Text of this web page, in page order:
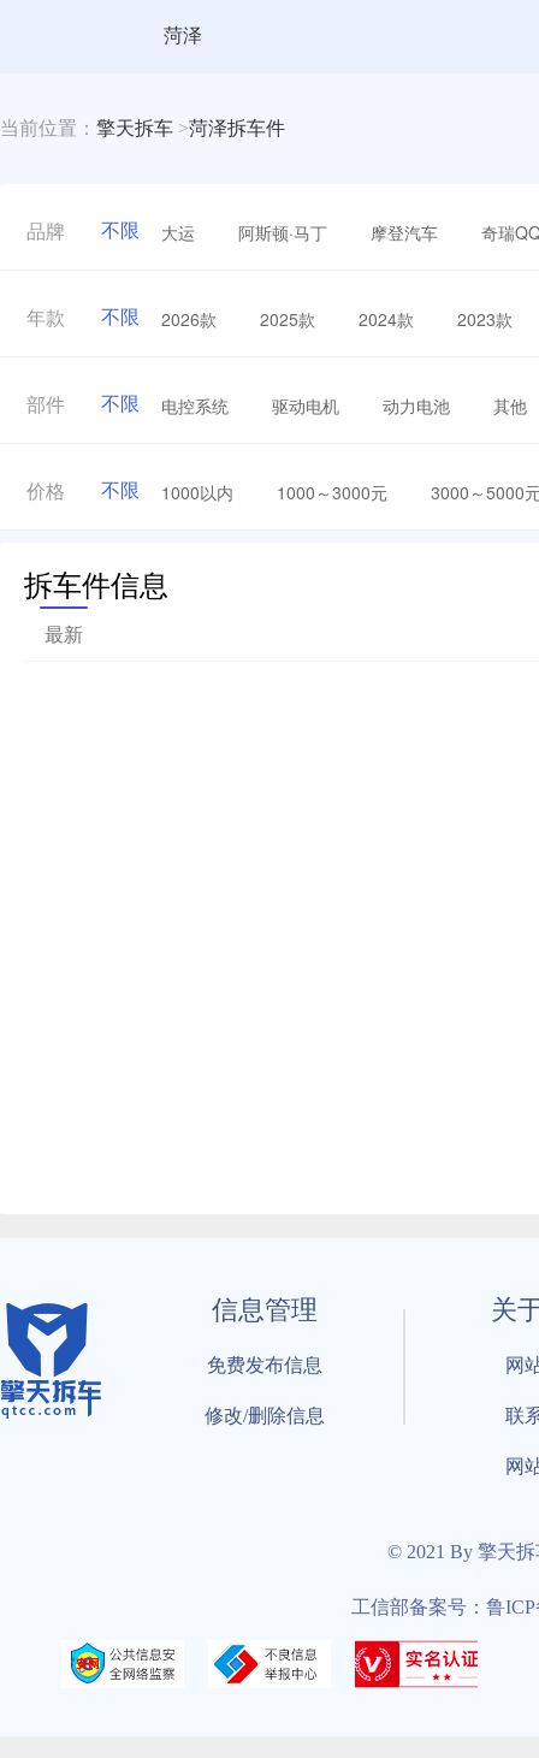
菏泽
当前位置： 擎天拆车 >菏泽拆车件
品牌 不限 大运 阿斯顿·马丁 摩登汽车 奇瑞
年款 不限 2026款 2025款 2024款 2023款
部件 不限 电控系统 驱动电机 动力电池 其他
价格 不限 1000以内 1000～3000元 3000～5000
拆车件信息
最新
信息管理
免费发布信息
修改/删除信息
关
网
联
网
© 2021 By 擎天
工信部备案号：鲁